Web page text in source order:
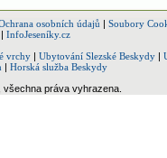
osobních údajů | Soubory
| InfoJeseníky.cz
vrchy | Ubytování Slezské Beskydy |
| Horská služba Beskydy
práva vyhrazena.